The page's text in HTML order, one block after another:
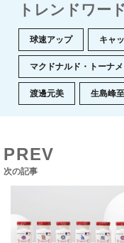
トレンドワード
球速アップ キャ
マクドナルド・トーナメ
渡邊元美 生島峰至
PREV
次の記事